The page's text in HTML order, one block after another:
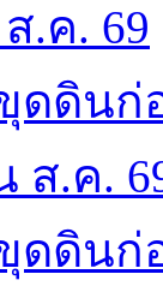
.ค. 69
ดดินก่
ส.ค.
ดินก่